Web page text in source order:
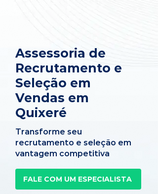
Assessoria de
Recrutamento e
Seleção em
Vendas em
Quixeré
Transforme seu
recrutamento e seleção em
vantagem competitiva
FALE COM UM ESPECIALISTA